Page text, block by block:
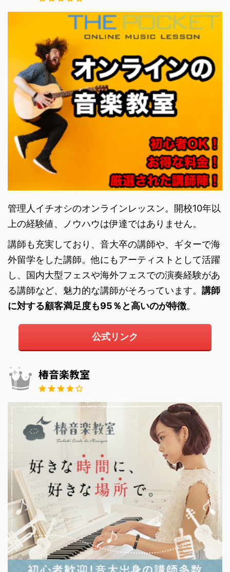
管理人イチオシのオンラインレッスン。開校10年以
上の経験値、ノウハウは伊達ではありません。
講師も充実しており、音大卒の講師や、ギターで海
外留学をした講師。他にもアーティストとして活躍
し、国内大型フェスや海外フェスでの演奏経験があ
る講師など、魅力的な講師がそろっています。 講師
に対する顧客満足度も95％と高いのが特徴。
公式リンク
椿音楽教室